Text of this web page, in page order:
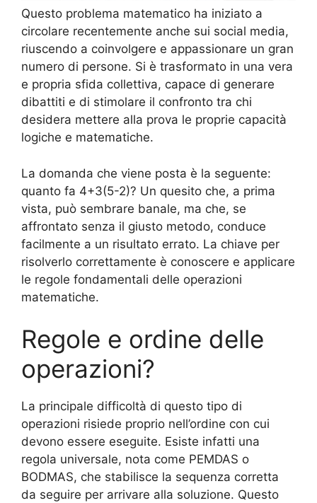
Questo problema matematico ha iniziato a
circolare recentemente anche sui social media,
riuscendo a coinvolgere e appassionare un gran
numero di persone. Si è trasformato in una vera
e propria sfida collettiva, capace di generare
dibattiti e di stimolare il confronto tra chi
desidera mettere alla prova le proprie capacità
logiche e matematiche.
La domanda che viene posta è la seguente:
quanto fa 4+3(5-2)? Un quesito che, a prima
vista, può sembrare banale, ma che, se
affrontato senza il giusto metodo, conduce
facilmente a un risultato errato. La chiave per
risolverlo correttamente è conoscere e applicare
le regole fondamentali delle operazioni
matematiche.
Regole e ordine delle
operazioni?
La principale difficoltà di questo tipo di
operazioni risiede proprio nell’ordine con cui
devono essere eseguite. Esiste infatti una
regola universale, nota come PEMDAS o
BODMAS, che stabilisce la sequenza corretta
da seguire per arrivare alla soluzione. Questo